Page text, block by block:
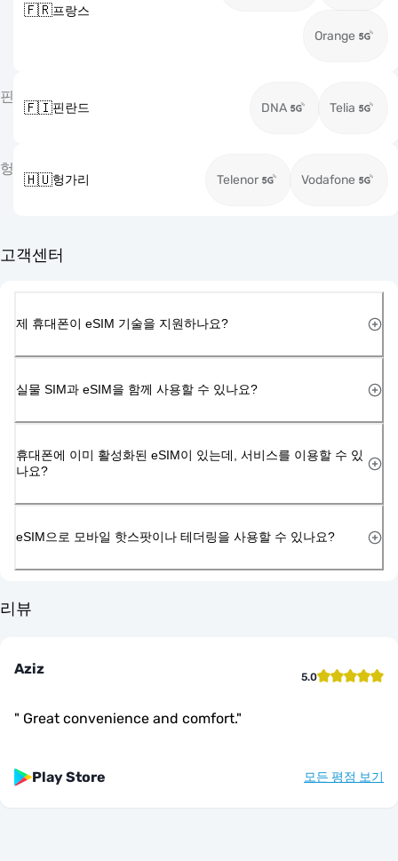
🇫🇷프랑스
Orange
핀
🇫🇮핀란드 DNA Telia
헝
🇭🇺헝가리 Telenor Vodafone
고객센터
제 휴대폰이 eSIM 기술을 지원하나요?
실물 SIM과 eSIM을 함께 사용할 수 있나요?
휴대폰에 이미 활성화된 eSIM이 있는데, 서비스를 이용할 수 있
나요?
eSIM으로 모바일 핫스팟이나 테더링을 사용할 수 있나요?
리뷰
Aziz 5.0
" Great convenience and comfort."
Play Store 모든 평점 보기